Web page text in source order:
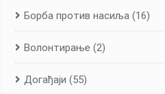
Борба против насиља (16)
Волонтирање (2)
Догађаји (55)